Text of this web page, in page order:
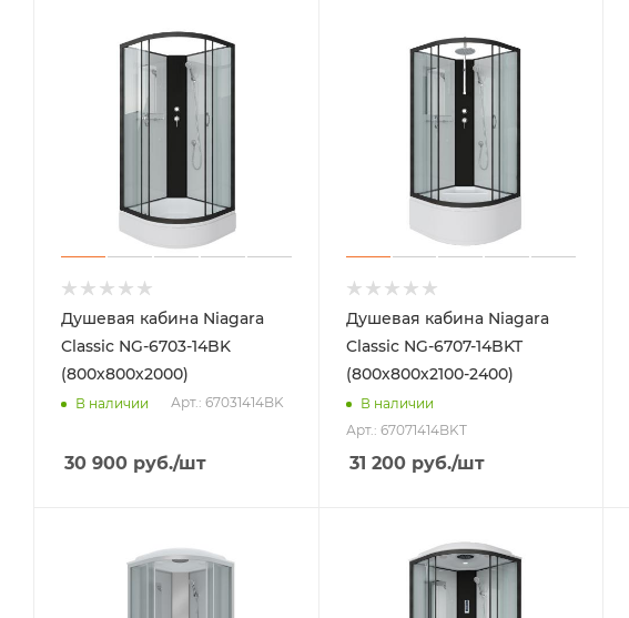
Душевая кабина Niagara
Classic NG-6703-14BK
(800х800х2000)
В наличии Арт.: 67031414BK
30 900 руб./шт
Душевая кабина Niagara
Classic NG-6707-14BKT
(800х800х2100-2400)
В наличии
Арт.: 67071414BKT
31 200руб./шт